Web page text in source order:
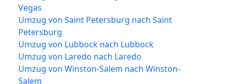
Vegas
Umzug von Saint Petersburg nach Saint
Petersburg
Umzug von Lubbock nach Lubbock
Umzug von Laredo nach Laredo
Umzug von Winston-Salem nach Winston-
Salem